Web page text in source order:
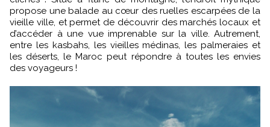
propose une balade au cœur des ruelles escarpées de la
vieille ville, et permet de découvrir des marchés locaux et
d’accéder à une vue imprenable sur la ville. Autrement,
entre les kasbahs, les vieilles médinas, les palmeraies et
les déserts, le Maroc peut répondre à toutes les envies
des voyageurs !